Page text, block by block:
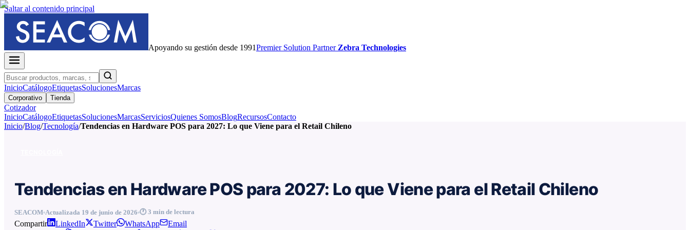
Saltar al contenido principal
Apoyando su gestión desde 1991PremierSolution Partner Zebra Technologies
InicioCatálogoEtiquetasSolucionesMarcas
Corporativo Tienda
Cotizador
InicioCatálogoEtiquetasSolucionesMarcasServiciosQuienes SomosBlogRecursosContacto
Inicio/Blog/Tecnología/Tendencias en Hardware POS para 2027: Lo que Viene para el Retail Chileno
Tendencias en Hardware POS para 2027: Lo que Viene para el Retail Chileno
SEACOM Actualizada 19 de junio de 2026 🕐 3 min de lectura
Compartir LinkedIn Twitter WhatsApp
Email